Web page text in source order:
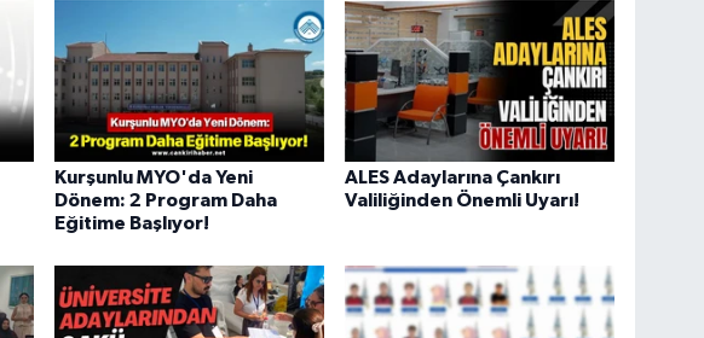
Kurşunlu MYO'da Yeni
Dönem: 2 Program Daha
Eğitime Başlıyor!
ALES Adaylarına Çankırı
Valiliğinden Önemli Uyarı!